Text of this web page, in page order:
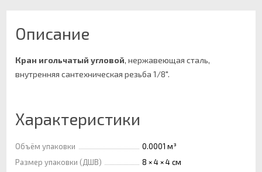
Описание
Кран игольчатый угловой, нержавеющая сталь,
внутренняя сантехническая резьба 1/8".
Характеристики
Объём упаковки
0.0001 м³
Размер упаковки (ДШВ)
8 × 4 × 4 см